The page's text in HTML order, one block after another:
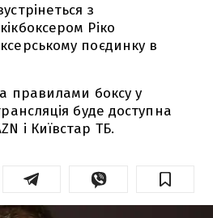
з
Ріко
поєдинку в
правилами боксу у
буде доступна
і Київстар ТБ.